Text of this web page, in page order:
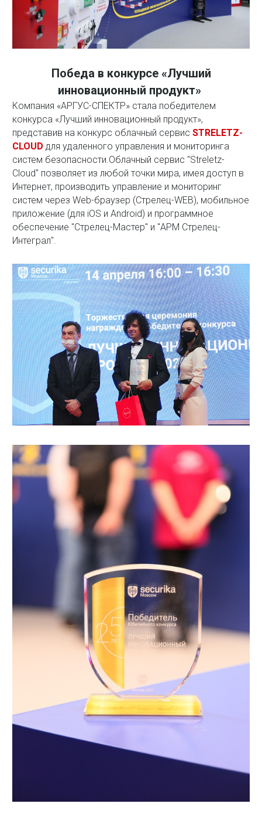
Победа в конкурсе «Лучший
инновационный продукт»
Компания «АРГУС-СПЕКТР» стала победителем
конкурса «Лучший инновационный продукт»,
представив на конкурс облачный сервис STRELETZ-
CLOUD для удаленного управления и мониторинга
систем безопасности.Облачный сервис "Streletz-
Cloud" позволяет из любой точки мира, имея доступ в
Интернет, производить управление и мониторинг
систем через Web-браузер (Стрелец-WEB), мобильное
приложение (для iOS и Android) и программное
обеспечение "Стрелец-Мастер" и "АРМ Стрелец-
Интеграл".